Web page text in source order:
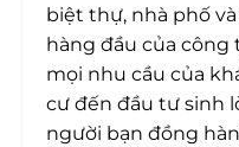
biệt thự, nhà phố
hàng đầu của công
mọi nhu cầu của
cư đến đầu tư sinh
người bạn đồng